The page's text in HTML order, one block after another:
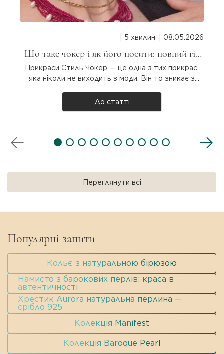
5 хвилин 08.05.2026
Що таке чокер і як його носити: повний гід
для дівчат
Прикраси Стиль Чокер — це одна з тих прикрас,
яка ніколи не виходить з моди. Він то зникає з
таке чокер насправді, звідки він узявся і як
носити? Розбираємося разом! Що таке чокер?
До статті
Переглянути всі
Популярні запити
Кольє з натуральною бірюзою
Намисто з барокових перлів: краса в
автентичності
Хрестик Aurora натуральна перлина —
срібло 925
Колекція Manifest
Колекція Baroque Pearl